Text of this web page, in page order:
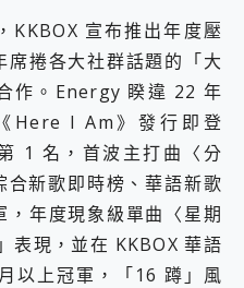
KKBOX 宣布推出年度壓
捲各大社群話題的「大
作。Energy 睽違 22 年
Here I Am》發行即登
1 名，首波主打曲〈分
合新歌即時榜、華語新歌
，年度現象級單曲〈星期
」表現，並在 KKBOX 華語
以上冠軍，「16 蹲」風